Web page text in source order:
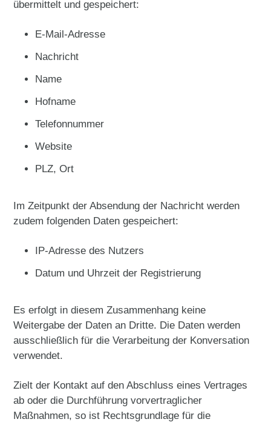
übermittelt und gespeichert:
E-Mail-Adresse
Nachricht
Name
Hofname
Telefonnummer
Website
PLZ, Ort
Im Zeitpunkt der Absendung der Nachricht werden
zudem folgenden Daten gespeichert:
IP-Adresse des Nutzers
Datum und Uhrzeit der Registrierung
Es erfolgt in diesem Zusammenhang keine
Weitergabe der Daten an Dritte. Die Daten werden
ausschließlich für die Verarbeitung der Konversation
verwendet.
Zielt der Kontakt auf den Abschluss eines Vertrages
ab oder die Durchführung vorvertraglicher
Maßnahmen, so ist Rechtsgrundlage für die